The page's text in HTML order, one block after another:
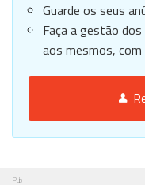
Guarde os seus
Faça a gestão
aos mesmos,
Pub